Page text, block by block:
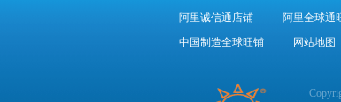
阿里诚信通店铺
阿里全球通
中国制造全球旺铺
网站地图